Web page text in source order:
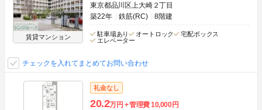
賃貸マンション
東京都品川区上大崎２丁目
築22年
鉄筋(RC) 8階建
駐車場あり オートロック
宅配ボックス
エレベーター
チェックを入れてまとめてお問い合わせ
礼金なし
20.2万円 管理費10,000円